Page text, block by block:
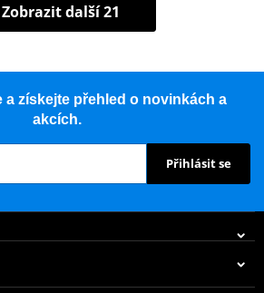
Zobrazit další 21
a získejte přehled o novinkách a
akcích.
Přihlásit se